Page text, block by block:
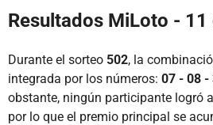
Resultados MiLoto - 11
Durante el sorteo 502, la
integrada por los números: 07 - 08 -
obstante, ningún participante logró
por lo que el premio principal se